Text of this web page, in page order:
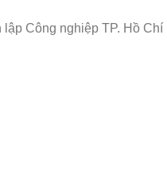
Công nghiệp TP. Hồ Chí